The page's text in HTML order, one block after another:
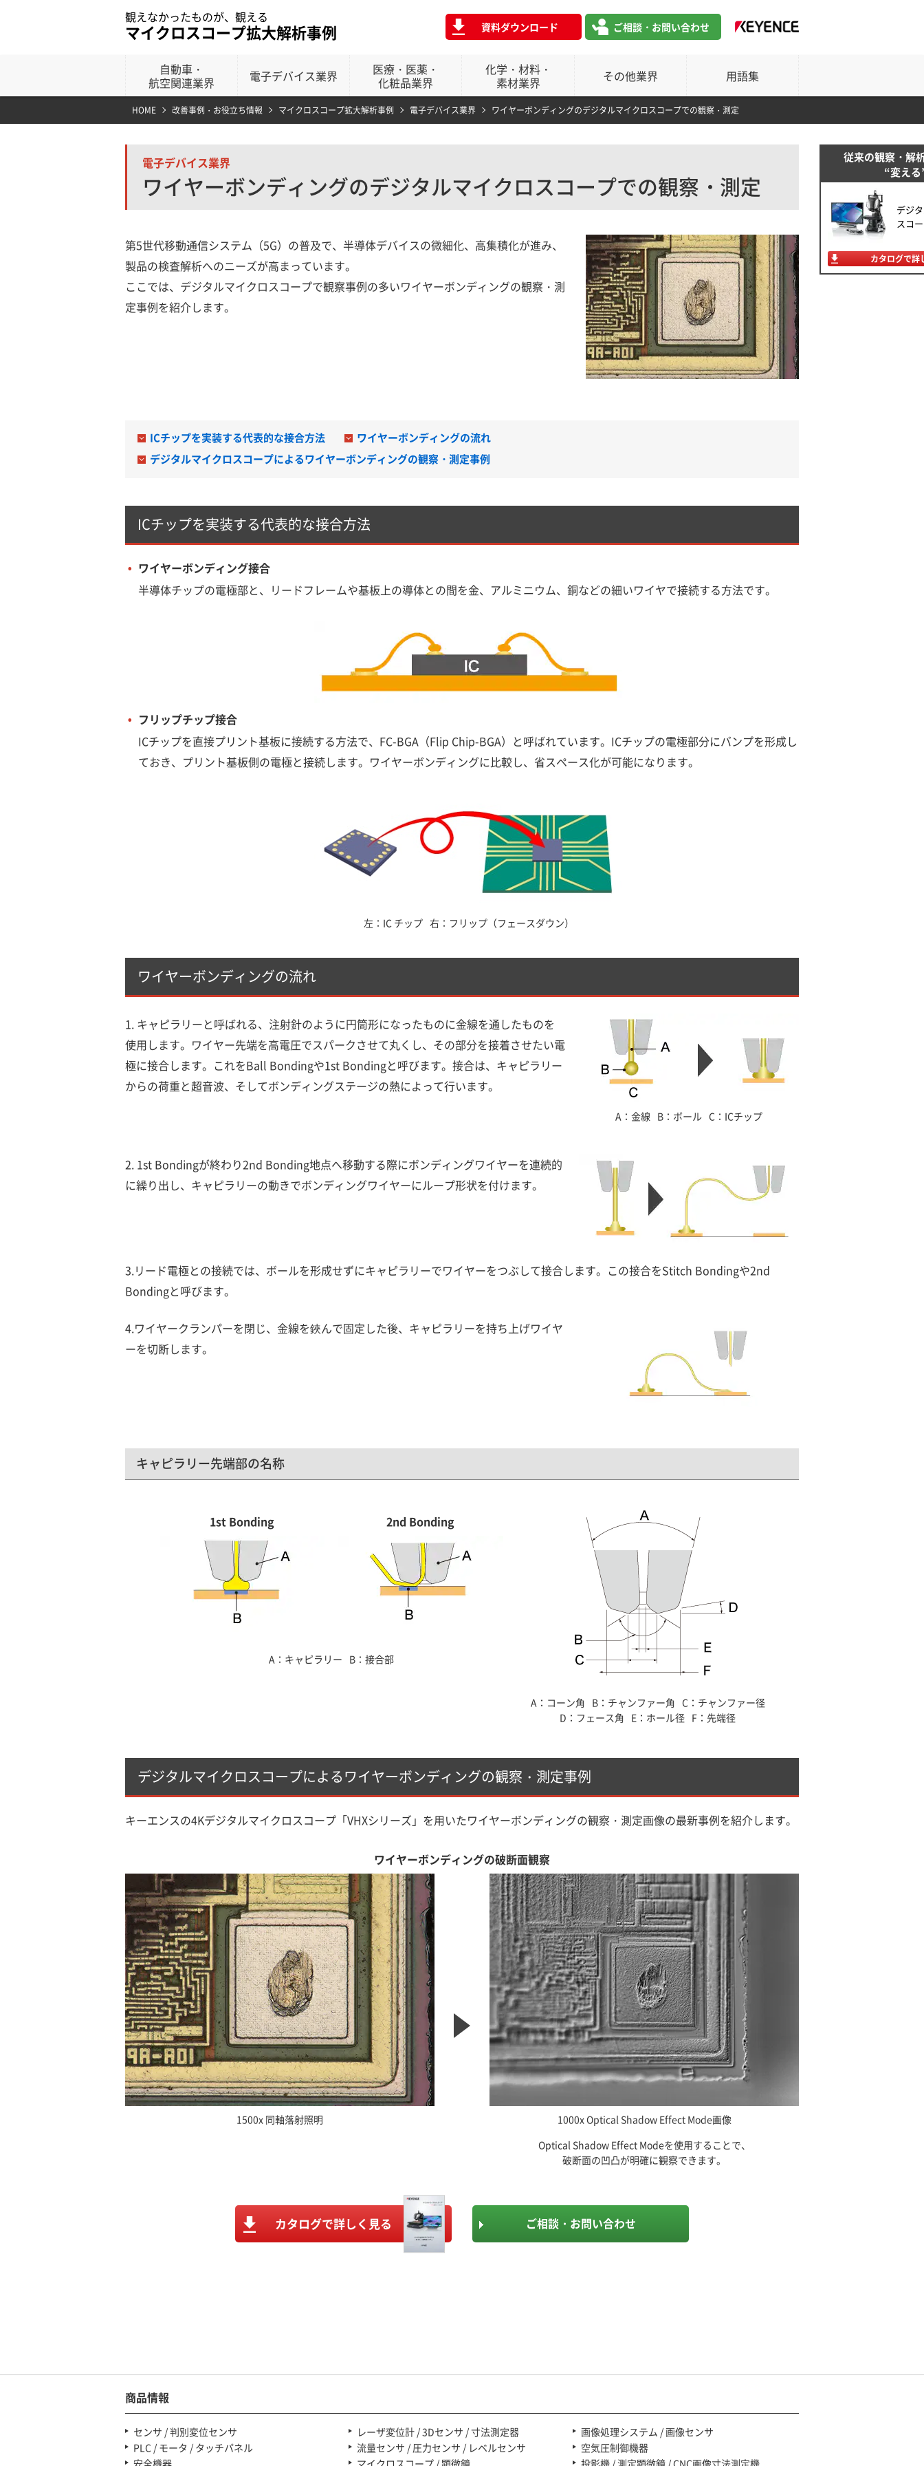
観えなかったものが、観える
マイクロスコープ拡大解析事例 資料ダウンロード ご相談・お問い合わせ
自動車・
航空関連業界
電子デバイス業界
医療・医薬・
化粧品業界
化学・材料・
素材業界
その他業界 用語集
HOME 改善事例・お役立ち情報 マイクロスコープ拡大解析事例 電子デバイス業界 ワイヤーボンディングのデジタルマイクロスコープでの観察・測定
電子デバイス業界
ワイヤーボンディングのデジタルマイクロスコープでの観察・測定
第5世代移動通信システム（5G）の普及で、半導体デバイスの微細化、高集積化が進み、
製品の検査解析へのニーズが高まっています。
ここでは、デジタルマイクロスコープで観察事例の多いワイヤーボンディングの観察・測
定事例を紹介します。
ICチップを実装する代表的な接合方法
ワイヤーボンディングの流れ
デジタルマイクロスコープによるワイヤーボンディングの観察・測定事例
ICチップを実装する代表的な接合方法
ワイヤーボンディング接合
半導体チップの電極部と、リードフレームや基板上の導体との間を金、アルミニウム、銅などの細いワイヤで接続する方法です。
フリップチップ接合
ICチップを直接プリント基板に接続する方法で、FC-BGA（Flip Chip-BGA）と呼ばれています。ICチップの電極部分にバンプを形成し
ておき、プリント基板側の電極と接続します。ワイヤーボンディングに比較し、省スペース化が可能になります。
左：IC チップ 右：フリップ（フェースダウン）
ワイヤーボンディングの流れ
1. キャピラリーと呼ばれる、注射針のように円筒形になったものに金線を通したものを
使用します。ワイヤー先端を高電圧でスパークさせて丸くし、その部分を接着させたい電
極に接合します。これをBall Bondingや1st Bondingと呼びます。接合は、キャピラリー
からの荷重と超音波、そしてボンディングステージの熱によって行います。
A：金線 B：ボール C：ICチップ
2. 1st Bondingが終わり2nd Bonding地点へ移動する際にボンディングワイヤーを連続的
に繰り出し、キャピラリーの動きでボンディングワイヤーにループ形状を付けます。
3.リード電極との接続では、ボールを形成せずにキャピラリーでワイヤーをつぶして接合します。この接合をStitch Bondingや2nd
Bondingと呼びます。
4.ワイヤークランパーを閉じ、金線を鋏んで固定した後、キャピラリーを持ち上げワイヤ
ーを切断します。
キャピラリー先端部の名称
1st Bonding 2nd Bonding
A：キャピラリー B：接合部
A：コーン角 B：チャンファー角 C：チャンファー径
D：フェース角 E：ホール径 F：先端径
デジタルマイクロスコープによるワイヤーボンディングの観察・測定事例
キーエンスの4Kデジタルマイクロスコープ「VHXシリーズ」を用いたワイヤーボンディングの観察・測定画像の最新事例を紹介します。
ワイヤーボンディングの破断面観察
1500x 同軸落射照明
1000x Optical Shadow Effect Mode画像
Optical Shadow Effect Modeを使用することで、
破断面の凹凸が明確に観察できます。
カタログで詳しく見る ご相談・お問い合わせ
従来の観察・解
“変える
デジ
スコ
カタログで詳
商品情報
センサ / 判別変位センサ レーザ変位計 / 3Dセンサ / 寸法測定器
画像処理システム / 画像センサ
PLC / モータ / タッチパネル
流量センサ / 圧力センサ / レベルセンサ
空気圧制御機器
安全機器
マイクロスコープ / 顕微鏡 投影機 / 測定顕微鏡 / CNC画像寸法測定機